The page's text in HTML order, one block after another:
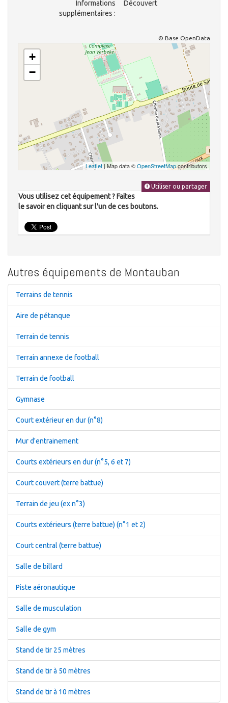
Informations
supplémentaires :
Découvert
© Base OpenData
+
−
Leaflet | Map data ©OpenStreetMapcontributors
Utiliser ou partager
Vous utilisez cet équipement ? Faites
le savoir en cliquant sur l'un de ces boutons.
Autres équipements de Montauban
Terrains de tennis
Aire de pétanque
Terrain de tennis
Terrain annexe de football
Terrain de football
Gymnase
Court extérieur en dur (n°8)
Mur d'entrainement
Courts extérieurs en dur (n°5, 6 et 7)
Court couvert (terre battue)
Terrain de jeu (ex n°3)
Courts extérieurs (terre battue) (n°1 et 2)
Court central (terre battue)
Salle de billard
Piste aéronautique
Salle de musculation
Salle de gym
Stand de tir 25 mètres
Stand de tir à 50 mètres
Stand de tir à 10 mètres